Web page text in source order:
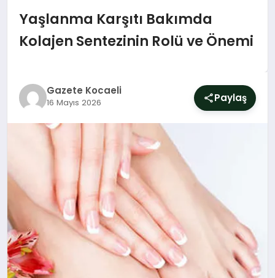
SIYASET
YAŞAM
SAĞLIK
EĞITIM
Yaşlanma Karşıtı Bakımda
Kolajen Sentezinin Rolü ve Önemi
Gazete Kocaeli
16 Mayıs 2026 Paylaş